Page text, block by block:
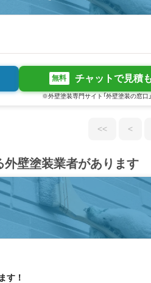
無料 チャットで見積
※外壁塗装専門サイト「外壁塗装の窓口
<< <
壁塗装業者があります
す！